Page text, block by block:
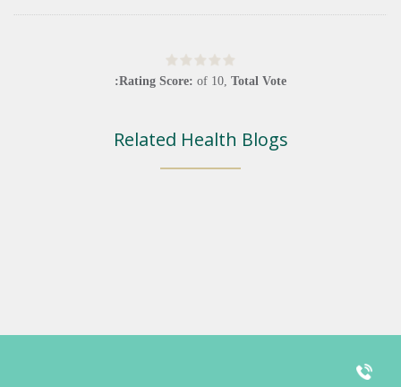
Rating Score: of 10, Total Vote:
Related Health Blogs